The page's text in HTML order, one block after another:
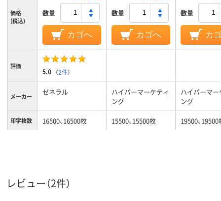
価格
(税込)
数量
カゴへ
数量
カゴへ
数量
カ
評価
5.0 （2件）
メーカー ゼネラル
ハイパーマーケティ
ング
ハイパーマ
ング
印字枚数 16500、16500枚 15500、15500枚 19500、19500
レビュー（2件）